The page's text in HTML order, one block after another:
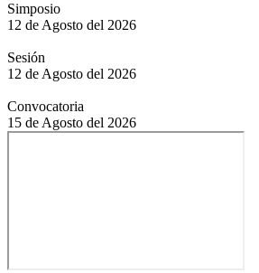
Simposio
12 de Agosto del 2026
Sesión
12 de Agosto del 2026
Convocatoria
15 de Agosto del 2026